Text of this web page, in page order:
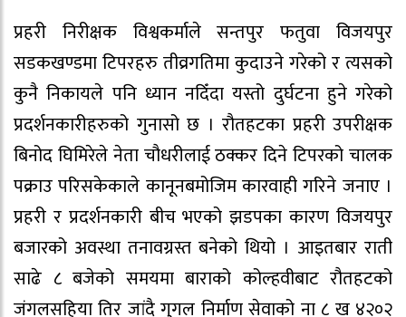
प्रहरी निरीक्षक विश्वकर्माले सन्तपुर फतुवा विजयपुर
सडकखण्डमा टिपरहरु तीव्रगतिमा कुदाउने गरेको र त्यसको
कुनै निकायले पनि ध्यान नदिँदा यस्तो दुर्घटना हुने गरेको
प्रदर्शनकारीहरुको गुनासो छ । रौतहटका प्रहरी उपरीक्षक
बिनोद घिमिरेले नेता चौधरीलाई ठक्कर दिने टिपरको चालक
पक्राउ परिसकेकाले कानूनबमोजिम कारवाही गरिने जनाए ।
प्रहरी र प्रदर्शनकारी बीच भएको झडपका कारण विजयपुर
बजारको अवस्था तनावग्रस्त बनेको थियो । आइतबार राती
साढे ८ बजेको समयमा बाराको कोल्हवीबाट रौतहटको
जंगलसहिया तिर जांदै गुगल निर्माण सेवाको ना ८ ख ४२०२